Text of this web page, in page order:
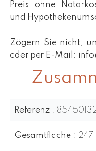
Preis ohne
und
Zögern Sie nicht,
oder per E-Mail:
Referenz
Gesamtfläche 247